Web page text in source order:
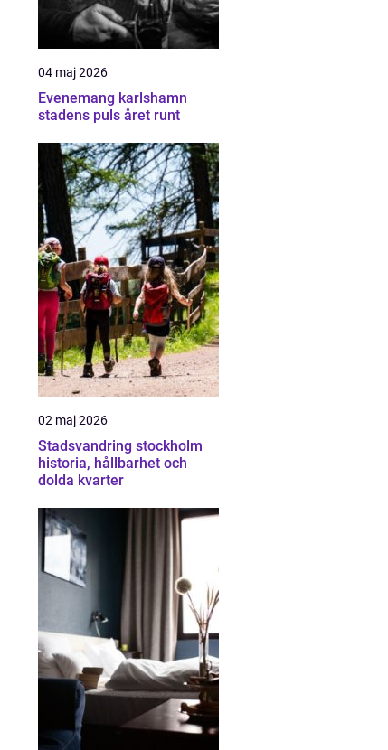
04 maj 2026
Evenemang karlshamn
stadens puls året runt
02 maj 2026
Stadsvandring stockholm
historia, hållbarhet och
dolda kvarter